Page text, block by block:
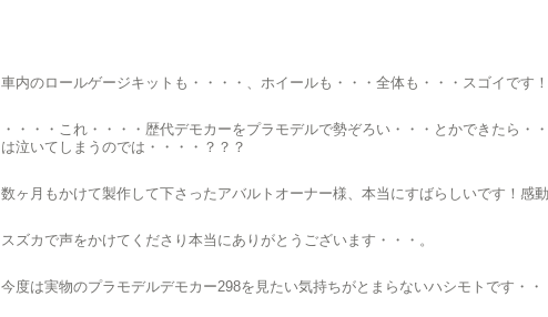
車内のロールゲージキットも・・・・、ホイールも・・・全体も・・・スゴイです！
・・・・これ・・・・歴代デモカーをプラモデルで勢ぞろい・・・とかできたら・
は泣いてしまうのでは・・・・？？？
数ヶ月もかけて製作して下さったアバルトオーナー様、本当にすばらしいです！感動
スズカで声をかけてくださり本当にありがとうございます・・・。
今度は実物のプラモデルデモカー298を見たい気持ちがとまらないハシモトです・・